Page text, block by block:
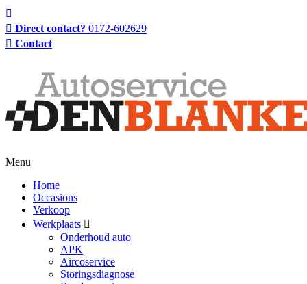
Direct contact? 0172-602629
Contact
Menu
Home
Occasions
Verkoop
Werkplaats
Onderhoud auto
APK
Aircoservice
Storingsdiagnose